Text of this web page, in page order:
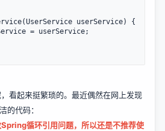
看起来挺繁琐的。最近偶然在网上发现
的代码：
循环引用问题，所以还是不推荐使